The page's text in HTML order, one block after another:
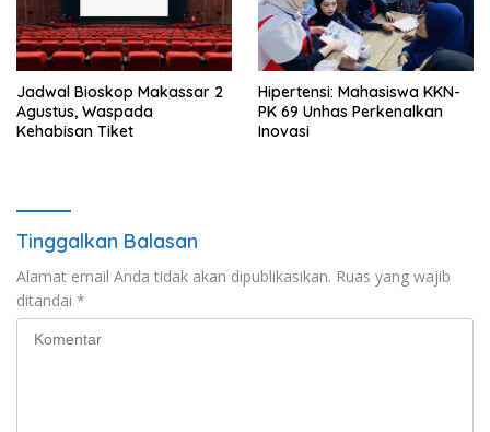
Jadwal Bioskop Makassar 2
Agustus, Waspada
Kehabisan Tiket
Hipertensi: Mahasiswa KKN-
PK 69 Unhas Perkenalkan
Inovasi
Tinggalkan Balasan
Alamat email Anda tidak akan dipublikasikan. Ruas yang wajib
ditandai *